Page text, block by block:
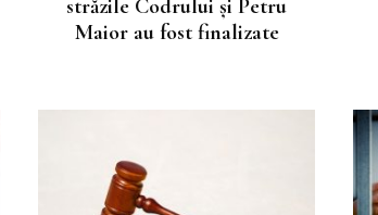
străzile Codrului și Petru
Maior au fost finalizate